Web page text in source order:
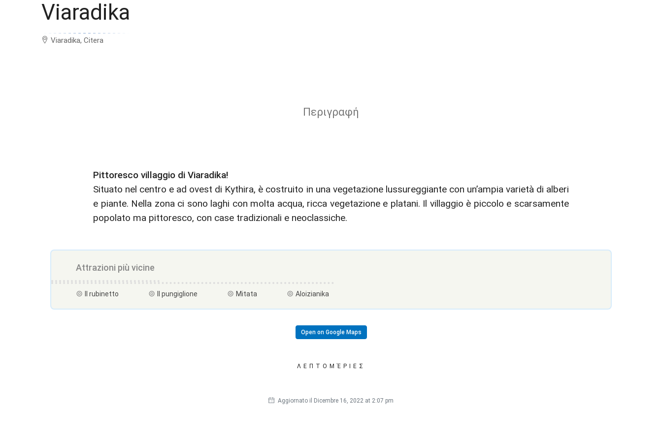
Viaradika
Viaradika, Citera
Περιγραφή
Pittoresco villaggio di Viaradika!
Situato nel centro e ad ovest di Kythira, è costruito in una vegetazione lussureggiante con un’ampia varietà di alberi
e piante. Nella zona ci sono laghi con molta acqua, ricca vegetazione e platani. Il villaggio è piccolo e scarsamente
popolato ma pittoresco, con case tradizionali e neoclassiche.
Attrazioni più vicine
Il rubinetto Il pungiglione Mitata Aloizianika
Open on Google Maps
ΛΕΠΤΟΜΈΡΙΕΣ
Aggiornato il Dicembre 16, 2022 at 2:07 pm